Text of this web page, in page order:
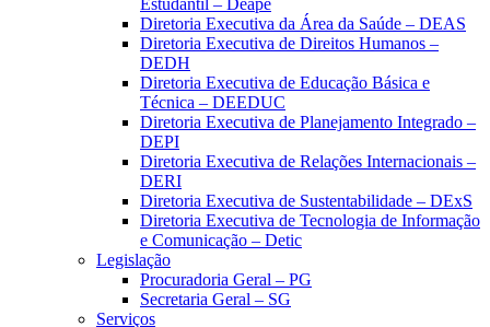
Estudantil – Deape
Diretoria Executiva da Área da Saúde – DEAS
Diretoria Executiva de Direitos Humanos –
DEDH
Diretoria Executiva de Educação Básica e
Técnica – DEEDUC
Diretoria Executiva de Planejamento Integrado –
DEPI
Diretoria Executiva de Relações Internacionais –
DERI
Diretoria Executiva de Sustentabilidade – DExS
Diretoria Executiva de Tecnologia de Informação
e Comunicação – Detic
Legislação
Procuradoria Geral – PG
Secretaria Geral – SG
Serviços